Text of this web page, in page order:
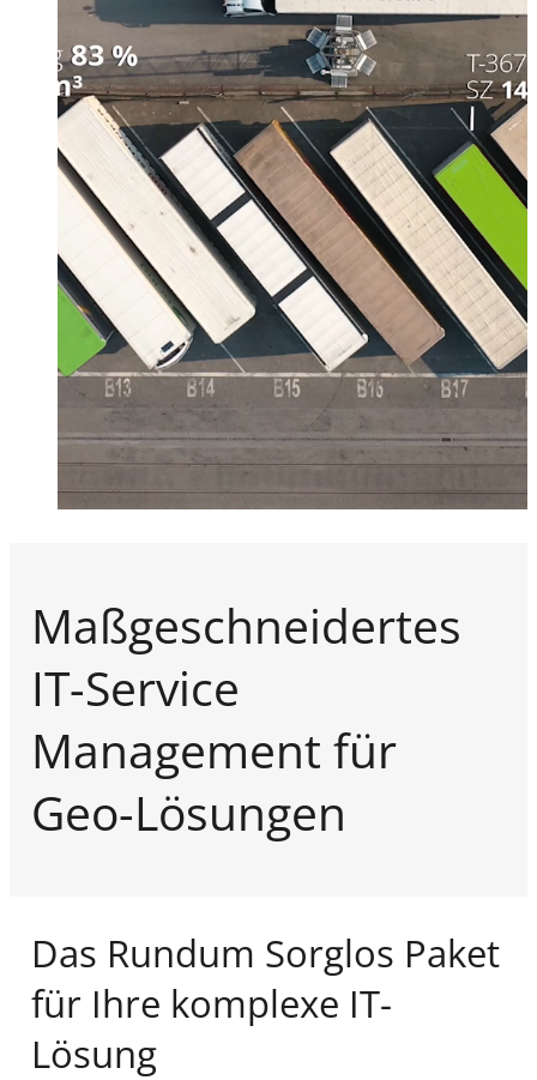
Maßgeschneidertes
IT-Service
Management für
Geo-Lösungen
Das Rundum Sorglos Paket
für Ihre komplexe IT-
Lösung